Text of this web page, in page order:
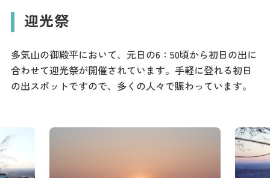
迎光祭
多気山の御殿平において、元日の6：50頃から初日の出に
合わせて迎光祭が開催されています。手軽に登れる初日
の出スポットですので、多くの人々で賑わっています。